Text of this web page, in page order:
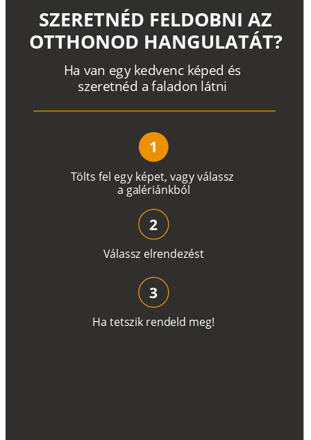
Tölts fel egy képet, vagyválassz
a galériánkból
Ha van egy kedvenc képed és
szeretnéd a faladon látni
SZERETNÉD FELDOBNI AZ
OTTHONOD HANGULATÁT?
1
Válassz elrendezést
2
Ha tetszik rendeld meg!
3